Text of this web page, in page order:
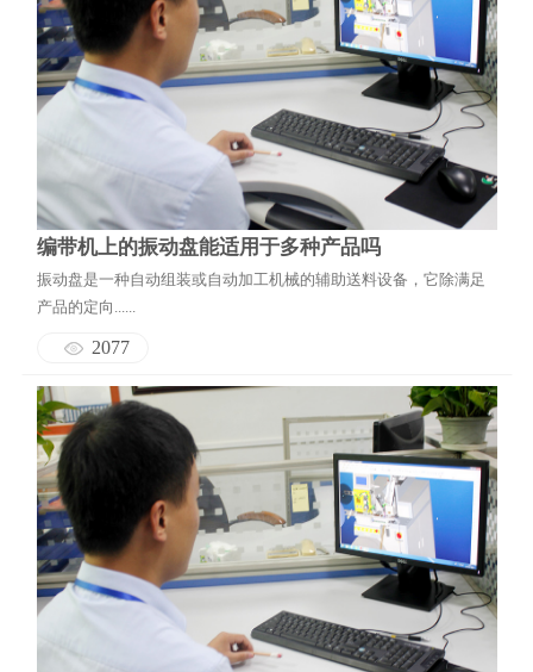
编带机上的振动盘能适用于多种产品吗
振动盘是一种自动组装或自动加工机械的辅助送料设备，它除满足
产品的定向......
2077